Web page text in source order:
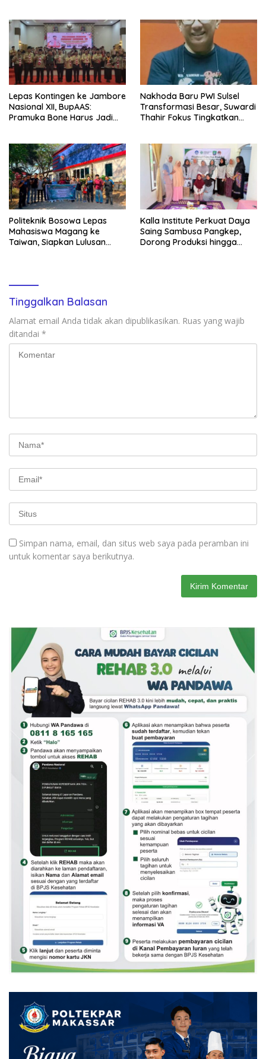
Lepas Kontingen ke Jambore
Nasional XII, BupAAS:
Pramuka Bone Harus Jadi
Nakhoda Baru PWI Sulsel
Transformasi Besar, Suwardi
Thahir Fokus Tingkatkan
Politeknik Bosowa Lepas
Mahasiswa Magang ke
Taiwan, Siapkan Lulusan
Kalla Institute Perkuat Daya
Saing Sambusa Pangkep,
Dorong Produksi hingga
Tinggalkan Balasan
Alamat email Anda tidak akan dipublikasikan. Ruas yang wajib
ditandai *
Simpan nama, email, dan situs web saya pada peramban ini
untuk komentar saya berikutnya.